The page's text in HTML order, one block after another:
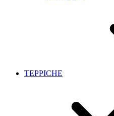
TEPPICHE